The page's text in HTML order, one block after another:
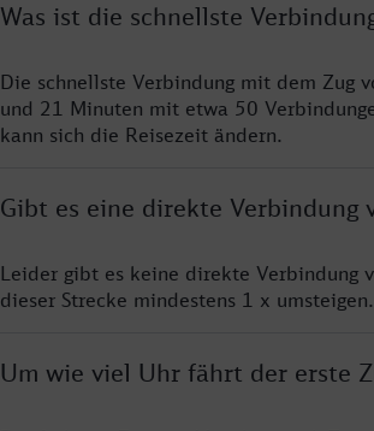
Was ist die schnellste
Die schnellste Verbindung mit dem Zug
und 21 Minuten mit etwa 50
kann sich die Reisezeit ändern.
Gibt es eine direkte Verbindung
Leider gibt es keine direkte Verbindung
dieser Strecke mindestens 1 x umsteigen.
Um wie viel Uhr fährt der erste